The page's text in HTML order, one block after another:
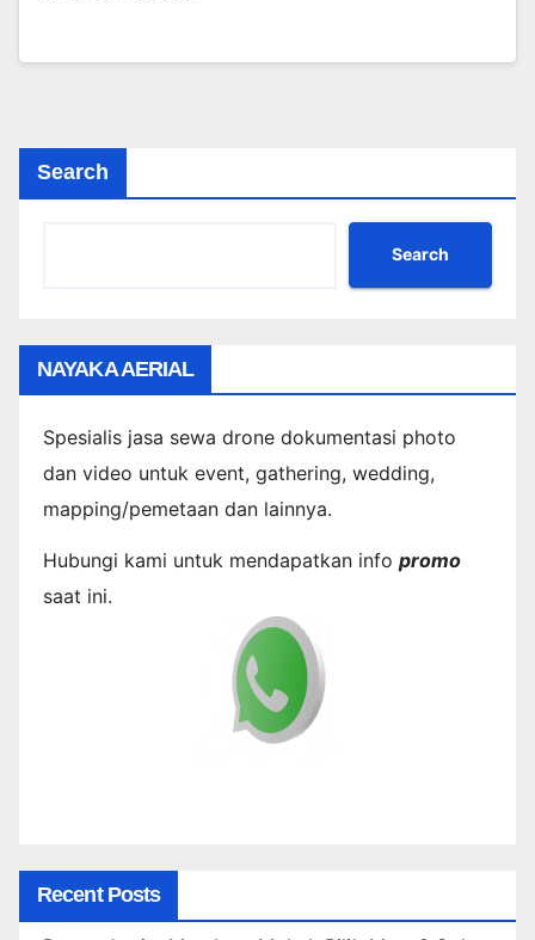
Search
Search
NAYAKA AERIAL
Spesialis jasa sewa drone dokumentasi photo
dan video untuk event, gathering, wedding,
mapping/pemetaan dan lainnya.
Hubungi kami untuk mendapatkan info promo
saat ini.
Recent Posts